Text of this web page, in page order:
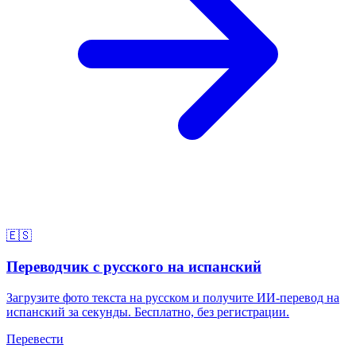
🇪🇸
Переводчик с русского на испанский
Загрузите фото текста на русском и получите ИИ-перевод на
испанский за секунды. Бесплатно, без регистрации.
Перевести